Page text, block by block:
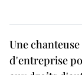
Une
d'entreprise